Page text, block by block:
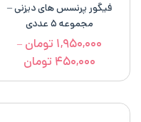
فیگور پرنسس های دیزنی –
مجموعه ۵ عددی
۱,۹۵۰,۰۰۰ تومان –
۴۵۰,۰۰۰ تومان